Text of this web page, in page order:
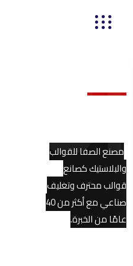
مصنع الصفا للقوالب
والبلاستيك كصانع
قوالب محترف وتغليف
صناعي مع أكثر من 40
عامًا من الخبرة.